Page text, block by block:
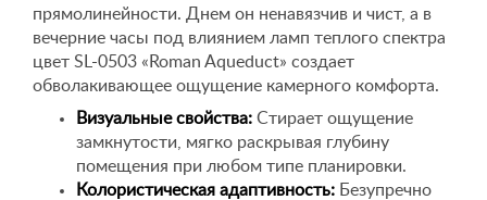
прямолинейности. Днем он ненавязчив и чист, а в
вечерние часы под влиянием ламп теплого спектра
цвет SL-0503 «Roman Aqueduct» создает
обволакивающее ощущение камерного комфорта.
Визуальные свойства: Стирает ощущение
замкнутости, мягко раскрывая глубину
помещения при любом типе планировки.
Колористическая адаптивность: Безупречно